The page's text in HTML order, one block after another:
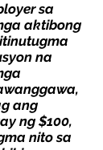
sa
aktibong
na
ang
ng $100,
nito sa